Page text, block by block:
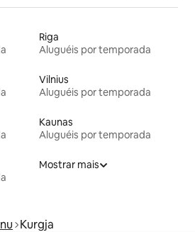
Riga
Aluguéis por temporada
Vilnius
Aluguéis por temporada
Kaunas
Aluguéis por temporada
Mostrar mais
Kurgja